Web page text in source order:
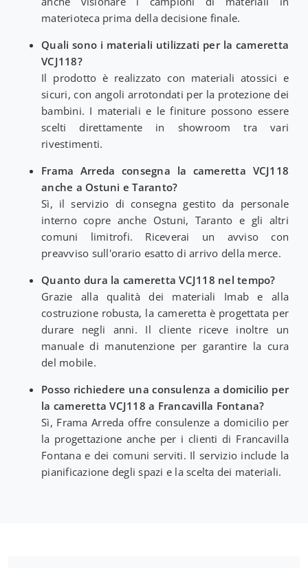
materioteca prima della decisione finale.
Quali sono i materiali utilizzati per la cameretta
VCJ118?
Il prodotto è realizzato con materiali atossici e
sicuri, con angoli arrotondati per la protezione dei
bambini. I materiali e le finiture possono essere
scelti direttamente in showroom tra vari
rivestimenti.
Frama Arreda consegna la cameretta VCJ118
anche a Ostuni e Taranto?
Sì, il servizio di consegna gestito da personale
interno copre anche Ostuni, Taranto e gli altri
comuni limitrofi. Riceverai un avviso con
preavviso sull'orario esatto di arrivo della merce.
Quanto dura la cameretta VCJ118 nel tempo?
Grazie alla qualità dei materiali Imab e alla
costruzione robusta, la cameretta è progettata per
durare negli anni. Il cliente riceve inoltre un
manuale di manutenzione per garantire la cura
del mobile.
Posso richiedere una consulenza a domicilio per
la cameretta VCJ118 a Francavilla Fontana?
Sì, Frama Arreda offre consulenze a domicilio per
la progettazione anche per i clienti di Francavilla
Fontana e dei comuni serviti. Il servizio include la
pianificazione degli spazi e la scelta dei materiali.